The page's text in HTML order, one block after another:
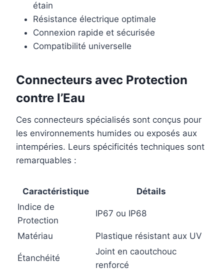
étain
Résistance électrique optimale
Connexion rapide et sécurisée
Compatibilité universelle
Connecteurs avec Protection
contre l’Eau
Ces connecteurs spécialisés sont conçus pour
les environnements humides ou exposés aux
intempéries. Leurs spécificités techniques sont
remarquables :
Caractéristique
Détails
Indice de
Protection
IP67 ou IP68
Matériau Plastique résistant aux UV
Étanchéité
Joint en caoutchouc
renforcé